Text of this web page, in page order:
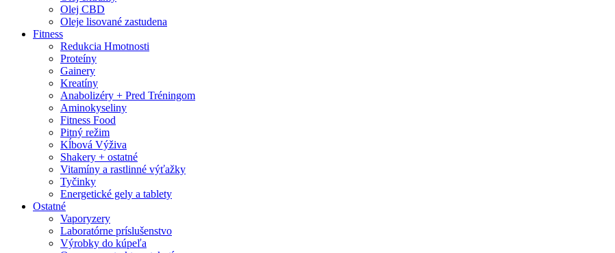
Olej CBD
Oleje lisované zastudena
Fitness
Redukcia Hmotnosti
Proteíny
Gainery
Kreatíny
Anabolizéry + Pred Tréningom
Aminokyseliny
Fitness Food
Pitný režim
Kĺbová Výživa
Shakery + ostatné
Vitamíny a rastlinné výťažky
Tyčinky
Energetické gely a tablety
Ostatné
Vaporyzery
Laboratórne príslušenstvo
Výrobky do kúpeľa